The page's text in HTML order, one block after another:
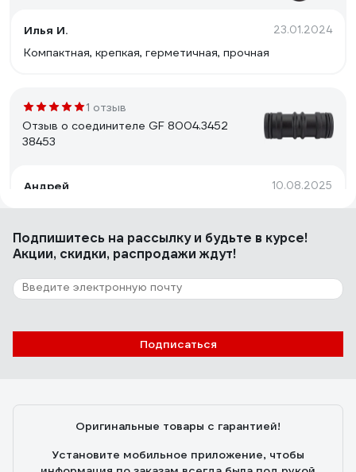
Илья И. 23.01.2024
Компактная, крепкая, герметичная, прочная
1 отзыв
Отзыв о соединителе GF 8004.3452
38453
Андрей 10.08.2025
3 летних сезона, полет отличный. Если маленькое
1 отзыв
Отзыв о соединителе GF 8000 5453
Андрей 11.04.2025
Подпишитесь на рассылкуи будьте в курсе!
Акции, скидки, распродажи ждут!
Подписаться
Оригинальные товары с гарантией!
Установите мобильное приложение, чтобы